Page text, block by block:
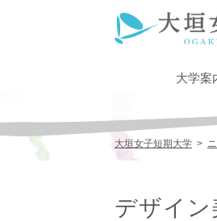
大学案
大垣女子短期大学 >
デザイン